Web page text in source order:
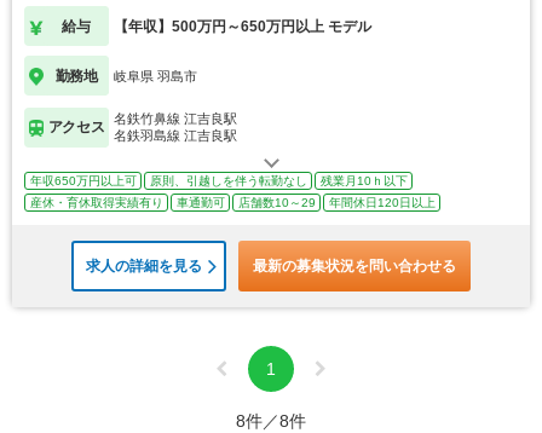
給与 【年収】500万円～650万円以上 モデル
勤務地 岐阜県 羽島市
アクセス
名鉄竹鼻線 江吉良駅
名鉄羽島線 江吉良駅
年収650万円以上可 原則、引越しを伴う転勤なし
残業月10ｈ以下
産休・育休取得実績有り
車通勤可 店舗数10～29 年間休日120日以上
求人の詳細を見る 最新の募集状況を問い合わせる
1
8件／8件